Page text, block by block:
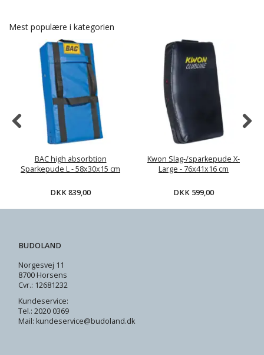
Mest populære i kategorien
BAC high absorbtion
Sparkepude L - 58x30x15 cm
DKK 839,00
Kwon Slag-/sparkepude X-
Large - 76x41x16 cm
DKK 599,00
BUDOLAND
Norgesvej 11
8700 Horsens
Cvr.: 12681232
Kundeservice:
Tel.: 2020 0369
Mail: kundeservice@budoland.dk